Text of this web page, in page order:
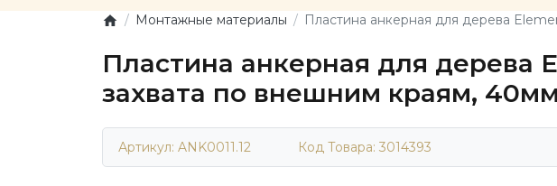
Монтажные материалы Пластина анкерная для дерева
Пластина анкерная для дерева
захвата по внешним краям,
Артикул: ANK0011.12 Код Товара: 3014393